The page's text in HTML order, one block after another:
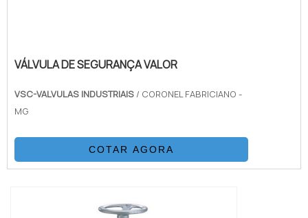
VÁLVULA DE SEGURANÇA VALOR
VSC-VALVULAS INDUSTRIAIS / CORONEL FABRICIANO -
MG
COTAR AGORA